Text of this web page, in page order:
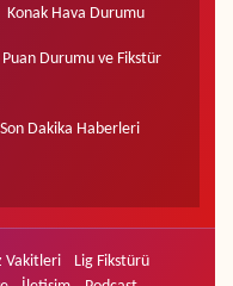
Konak Hava Durumu
Puan Durumu ve Fikstür
Son Dakika Haberleri
Vakitleri
Lig Fikstürü